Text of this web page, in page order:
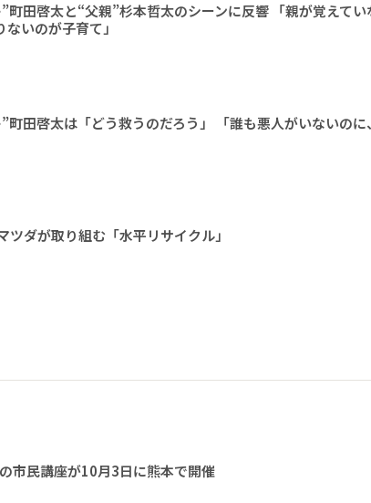
町田啓太と“父親”杉本哲太のシーンに反響 「親が覚えて
いのが子育て」
町田啓太は「どう救うのだろう」 「誰も悪人がいないの
ダが取り組む「水平リサイクル」
市民講座が10月3日に熊本で開催